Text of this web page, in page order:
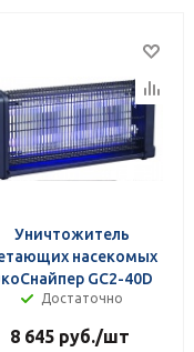
Уничтожитель
насекомых
GC2-40D
Достаточно
8 645 руб./шт